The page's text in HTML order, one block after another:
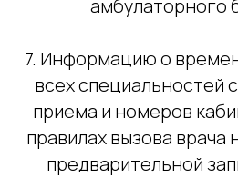
амбулаторного
7. Информацию о
всех специальностей
приема и номеров
правилах вызова врача
предварительной